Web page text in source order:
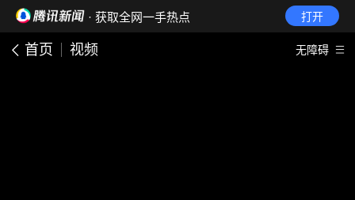
· 获取全网一手热点 打开
首页 视频 无障碍